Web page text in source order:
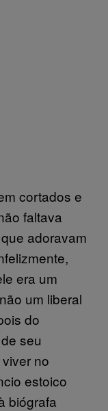
cortados e
faltava
adoravam
era um
um liberal
do
seu
no
estoico
biógrafa